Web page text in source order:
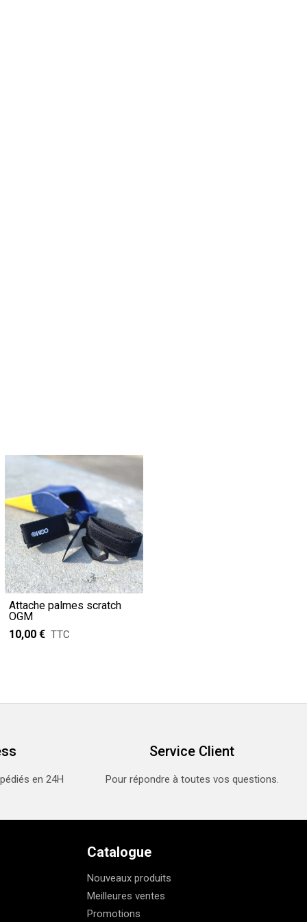
Attache palmes scratch
OGM
10,00 € TTC
en 24H
Service Client
Pour répondre à toutes vos questions.
Catalogue
Nouveaux produits
Meilleures ventes
Promotions